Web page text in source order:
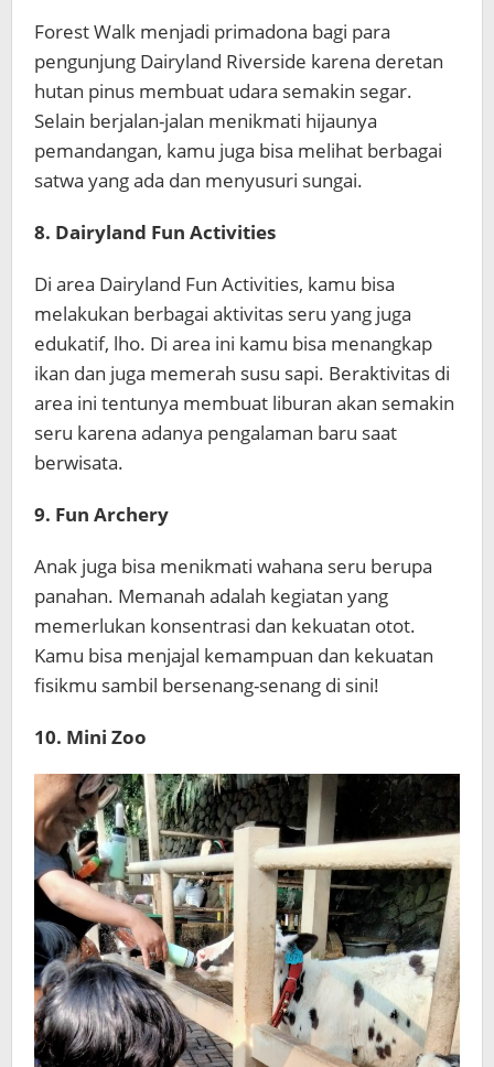
Forest Walk menjadi primadona bagi para
pengunjung Dairyland Riverside karena deretan
hutan pinus membuat udara semakin segar.
Selain berjalan-jalan menikmati hijaunya
pemandangan, kamu juga bisa melihat berbagai
satwa yang ada dan menyusuri sungai.
8. Dairyland Fun Activities
Di area Dairyland Fun Activities, kamu bisa
melakukan berbagai aktivitas seru yang juga
edukatif, lho. Di area ini kamu bisa menangkap
ikan dan juga memerah susu sapi. Beraktivitas di
area ini tentunya membuat liburan akan semakin
seru karena adanya pengalaman baru saat
berwisata.
9. Fun Archery
Anak juga bisa menikmati wahana seru berupa
panahan. Memanah adalah kegiatan yang
memerlukan konsentrasi dan kekuatan otot.
Kamu bisa menjajal kemampuan dan kekuatan
fisikmu sambil bersenang-senang di sini!
10. Mini Zoo